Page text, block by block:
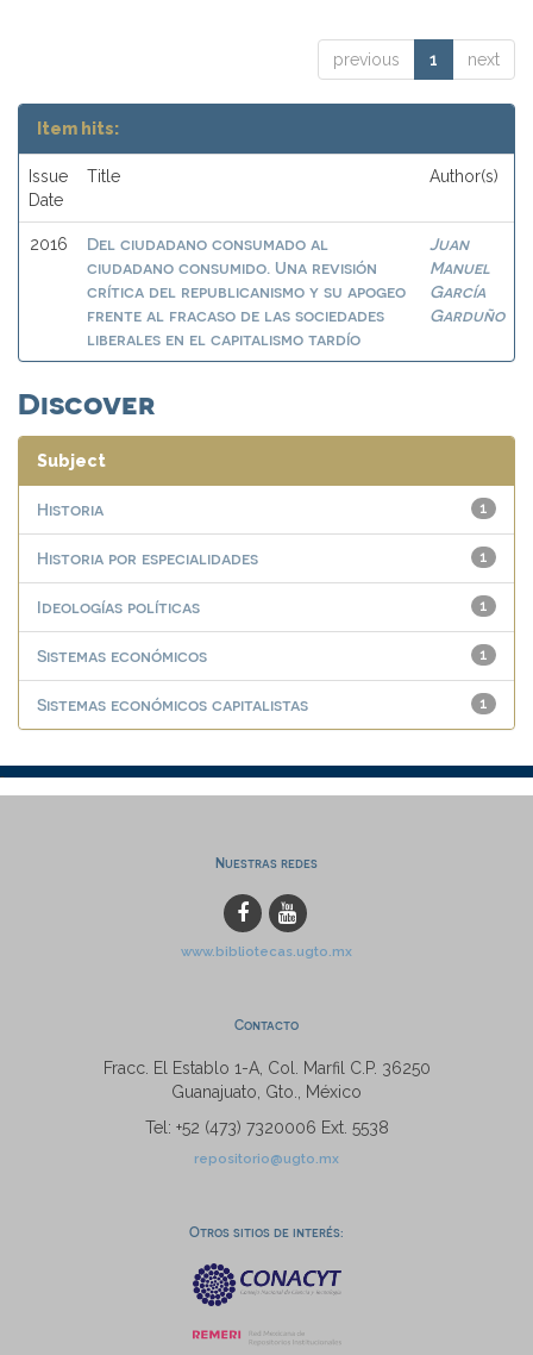
previous 1 next
Item hits:
Issue
Date
Title Author(s)
2016
Del ciudadano consumado al
ciudadano consumido. Una revisión
crítica del republicanismo y su apogeo
frente al fracaso de las sociedades
liberales en el capitalismo tardío
Juan
Manuel
García
Garduño
Discover
Subject
1
Historia
1
Historia por especialidades
1
Ideologías políticas
1
Sistemas económicos
1
Sistemas económicos capitalistas
Nuestras redes
www.bibliotecas.ugto.mx
Contacto
Fracc. El Establo 1-A, Col. Marfil C.P. 36250
Guanajuato, Gto., México
Tel: +52 (473) 7320006 Ext. 5538
repositorio@ugto.mx
Otros sitios de interés: